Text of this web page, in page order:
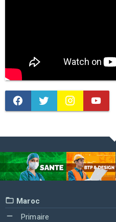
Maroc
Primaire